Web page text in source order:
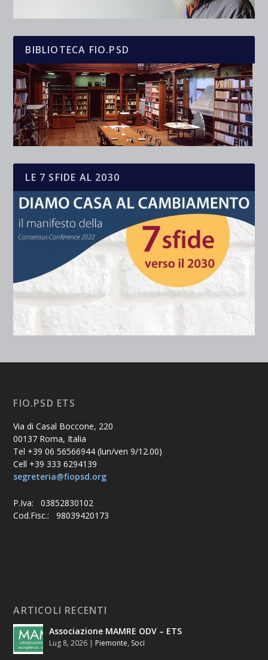
BIBLIOTECA FIO.PSD
LE 7 SFIDE AL 2030
FIO.PSD ETS
Via di Casal Boccone, 220
00137 Roma, Italia
Tel +39 06 56566944 (lun/ven 9/12.00)
Cell +39 333 6294139
segreteria@fiopsd.org
P.Iva: 03852830102
Cod.Fisc.: 98039420173
ARTICOLI RECENTI
Associazione MAMRE ODV – ETS
Lug 8, 2026 | Piemonte, Soci